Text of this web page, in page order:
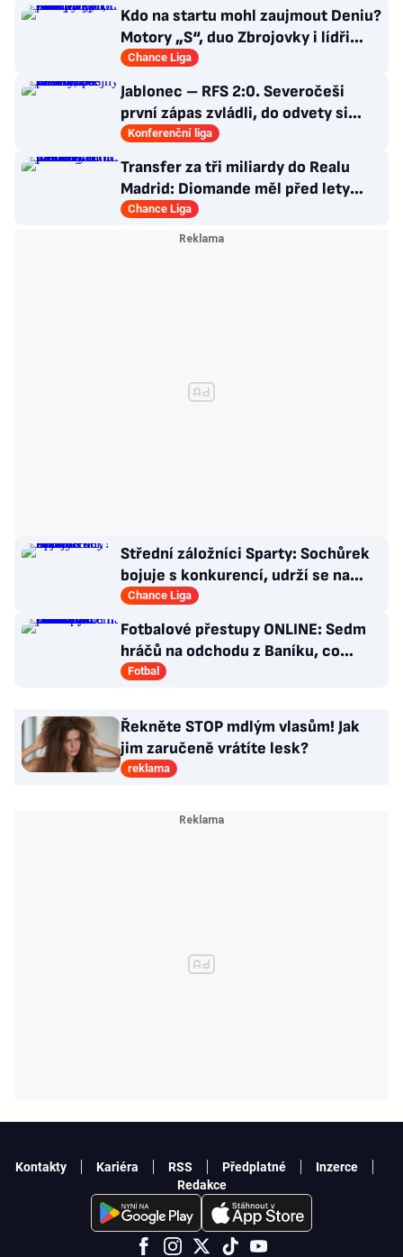
Kdo na startu mohl zaujmout Deniu?
Motory „S“, duo Zbrojovky i lídři
pohárových zástupců
Chance Liga
Jablonec – RFS 2:0. Severočeši
první zápas zvládli, do odvety si
vezou nadějný náskok
Konferenční liga
Transfer za tři miliardy do Realu
Madrid: Diomande měl před lety
působit v Česku!
Chance Liga
Střední záložníci Sparty: Sochůrek
bojuje s konkurencí, udrží se na
Letné Hollý?
Chance Liga
Fotbalové přestupy ONLINE: Sedm
hráčů na odchodu z Baníku, co
situace kolem Nombila?
Fotbal
Řekněte STOP mdlým vlasům! Jak
jim zaručeně vrátíte lesk?
reklama
Kontakty Kariéra RSS Předplatné
Inzerce
Redakce